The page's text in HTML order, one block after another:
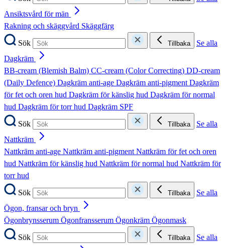
Ansiktsvård för män
Rakning och skäggvård Skäggfärg
Sök
Tillbaka
Se alla
Dagkräm
BB-cream (Blemish Balm) CC-cream (Color Correcting) DD-cream
(Daily Defence) Dagkräm anti-age Dagkräm anti-pigmentDagkräm
för fet och oren hud Dagkräm för känslig hud Dagkräm för normal
hud Dagkräm för torr hud Dagkräm SPF
Sök
Tillbaka
Se alla
Nattkräm
Nattkräm anti-age Nattkräm anti-pigmentNattkräm för fet och oren
hud Nattkräm för känslig hud Nattkräm för normal hud Nattkräm för
torr hud
Sök
Tillbaka
Se alla
Ögon, fransar och bryn
Ögonbrynsserum Ögonfransserum Ögonkräm Ögonmask
Sök
Tillbaka
Se alla